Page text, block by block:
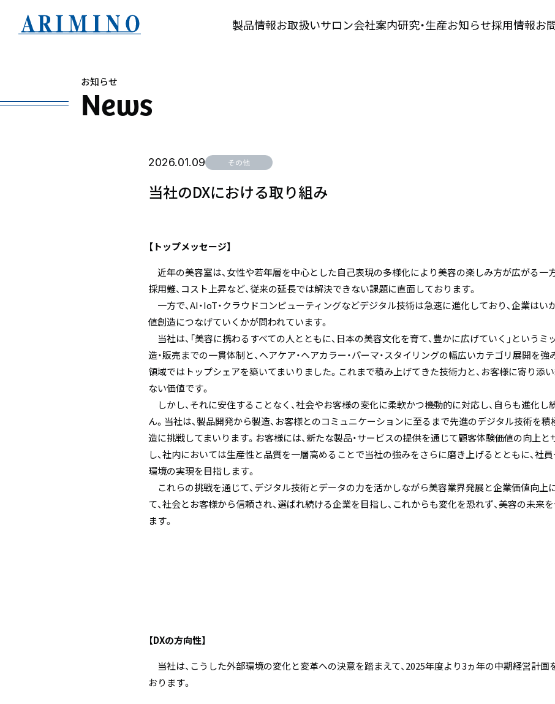
製品情報お取扱いサロン会社案内研究・生産お知らせ採用情報お
お知らせ
News
2026.01.09 その他
当社のDXにおける取り組み
【トップメッセージ】
近年の美容室は、女性や若年層を中心とした自己表現の多様化により美容の楽しみ方が広がる一
採用難、コスト上昇など、従来の延長では解決できない課題に直面しております。
一方で、AI・IoT・クラウドコンピューティングなどデジタル技術は急速に進化しており、企業はい
値創造につなげていくかが問われています。
当社は、「美容に携わるすべての人とともに、日本の美容文化を育て、豊かに広げていく」というミ
造・販売までの一貫体制と、ヘアケア・ヘアカラー・パーマ・スタイリングの幅広いカテゴリ展開を強
領域ではトップシェアを築いてまいりました。これまで積み上げてきた技術力と、お客様に寄り添
ない価値です。
しかし、それに安住することなく、社会やお客様の変化に柔軟かつ機動的に対応し、自らも進化
ん。当社は、製品開発から製造、お客様とのコミュニケーションに至るまで先進のデジタル技術を積
造に挑戦してまいります。お客様には、新たな製品・サービスの提供を通じて顧客体験価値の向上
し、社内においては生産性と品質を一層高めることで当社の強みをさらに磨き上げるとともに、社
環境の実現を目指します。
これらの挑戦を通じて、デジタル技術とデータの力を活かしながら美容業界発展と企業価値向上
て、社会とお客様から信頼され、選ばれ続ける企業を目指し、これからも変化を恐れず、美容の未来
ます。
【DXの方向性】
当社は、こうした外部環境の変化と変革への決意を踏まえて、2025年度より3ヵ年の中期経営計画
おります。